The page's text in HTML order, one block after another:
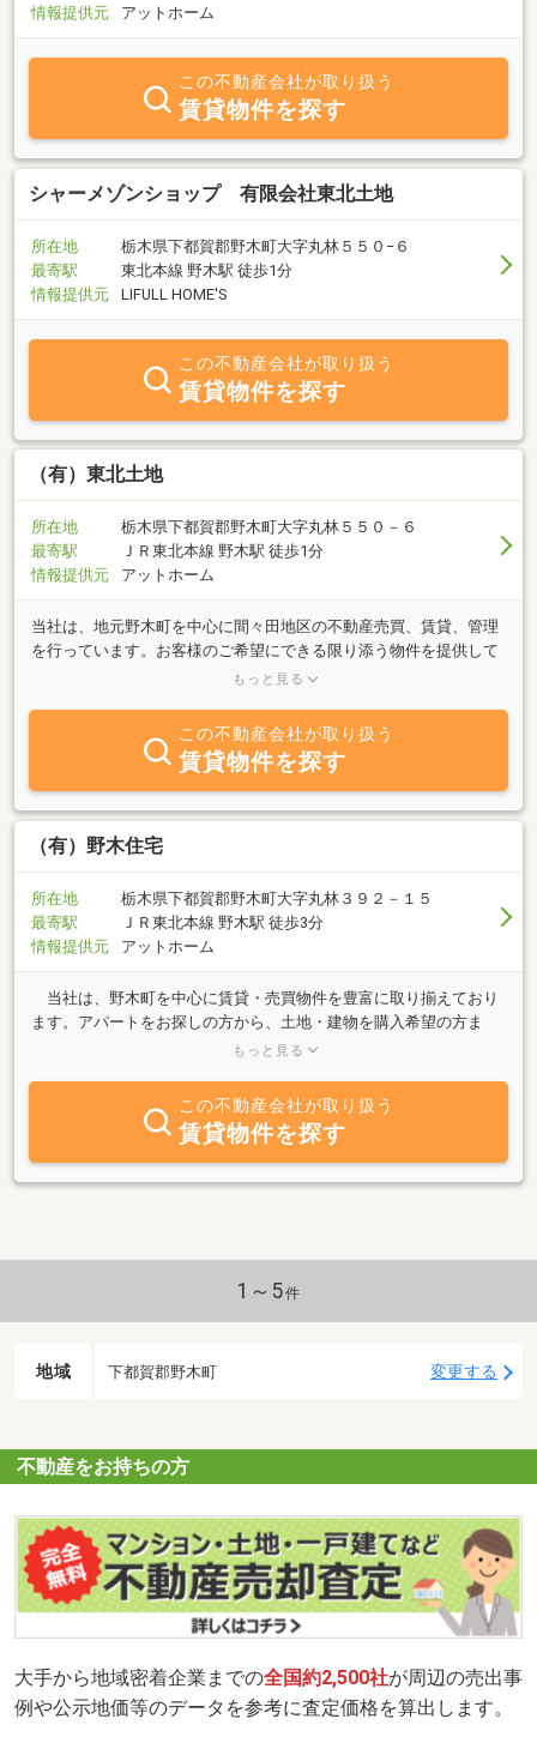
情報提供元
アットホーム
この不動産会社が取り扱う
賃貸物件を探す
シャーメゾンショップ 有限会社東北土地
所在地
栃木県下都賀郡野木町大字丸林５５０−６
最寄駅
東北本線 野木駅 徒歩1分
情報提供元
LIFULL HOME'S
この不動産会社が取り扱う
賃貸物件を探す
（有）東北土地
所在地
栃木県下都賀郡野木町大字丸林５５０－６
最寄駅
ＪＲ東北本線 野木駅 徒歩1分
情報提供元
アットホーム
当社は、地元野木町を中心に間々田地区の不動産売買、賃貸、管理
を行っています。お客様のご希望にできる限り添う物件を提供して
まいりたいと思います。 皆様にお会いできる日を楽しみにしていま
もっと見る
この不動産会社が取り扱う
賃貸物件を探す
（有）野木住宅
所在地
栃木県下都賀郡野木町大字丸林３９２－１５
最寄駅
ＪＲ東北本線 野木駅 徒歩3分
情報提供元
アットホーム
当社は、野木町を中心に賃貸・売買物件を豊富に取り揃えており
ます。アパートをお探しの方から、土地・建物を購入希望の方ま
で、お客様の理想の住まい探しをお手伝いさせていただきます。
何でもお気軽にご相談下さい。豊富な経験と実績あるスタッフが、
お客様の目の高さで、わかりやすく丁寧にお答えいたします。皆様
のお越しをスタッフ一同、心よりお待ちしております。
もっと見る
この不動産会社が取り扱う
賃貸物件を探す
1～5件
地域 下都賀郡野木町 変更する
不動産をお持ちの方
大手から地域密着企業までの全国約2,500社が周辺の売出事
例や公示地価等のデータを参考に査定価格を算出します。